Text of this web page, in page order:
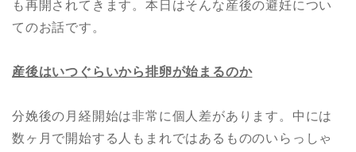
も再開されてきます。本日はそんな産後の避妊につい
てのお話です。
産後はいつぐらいから排卵が始まるのか
分娩後の月経開始は非常に個人差があります。中には
数ヶ月で開始する人もまれではあるもののいらっしゃ